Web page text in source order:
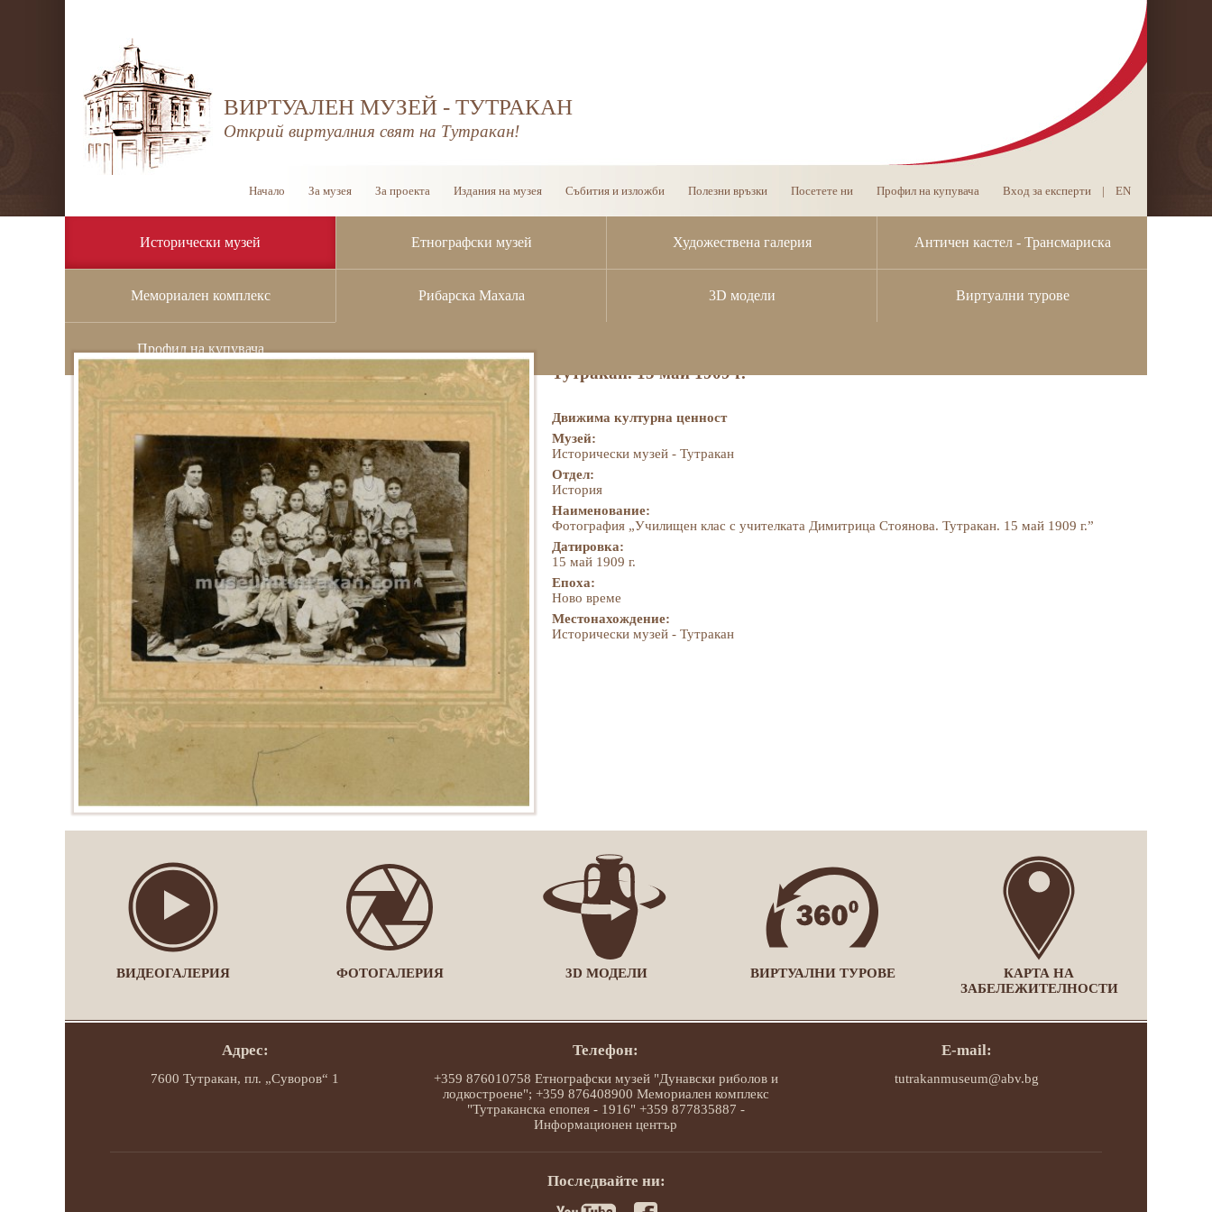
ВИРТУАЛЕН МУЗЕЙ - ТУТРАКАН
Открий виртуалния свят на Тутракан!
Исторически музей Етнографски музей Художествена галерия Античен кастел - Трансмариска
Мемориален комплекс Рибарска Махала 3D модели Виртуални турове
Профил на купувача
Начало За музея За проекта Издания на музея Събития и изложби Полезни връзки Посетете ни Профил на купувача Вход за експерти | EN
Тутракан. 15 май 1909 г.”
Движима културна ценност
Музей:
Исторически музей - Тутракан
Отдел:
История
Наименование:
Фотография „Училищен клас с учителката Димитрица Стоянова. Тутракан. 15 май 1909 г.”
Датировка:
15 май 1909 г.
Епоха:
Ново време
Местонахождение:
Исторически музей - Тутракан
ВИДЕОГАЛЕРИЯ ФОТОГАЛЕРИЯ 3D МОДЕЛИ ВИРТУАЛНИ ТУРОВЕ
КАРТА НА
ЗАБЕЛЕЖИТЕЛНОСТИ
Адрес:
7600 Тутракан, пл. „Суворов“ 1
Телефон:
+359 876010758 Етнографски музей "Дунавски риболов и
лодкостроене"; +359 876408900 Мемориален комплекс
"Тутраканска епопея - 1916" +359 877835887 -
Информационен център
E-mail:
tutrakanmuseum@abv.bg
Последвайте ни: